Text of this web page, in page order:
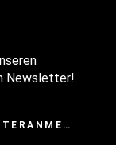
Newsletter!
NEWSLETTERANMELDUNG